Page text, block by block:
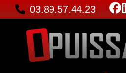
03.89.57.44.23